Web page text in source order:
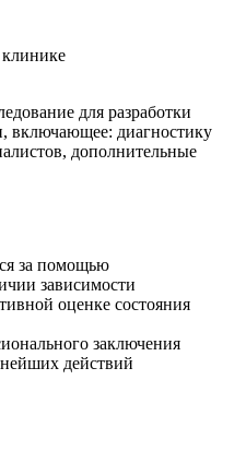
для разработки
включающее: диагностику
дополнительные
за помощью
зависимости
оценке состояния
заключения
действий